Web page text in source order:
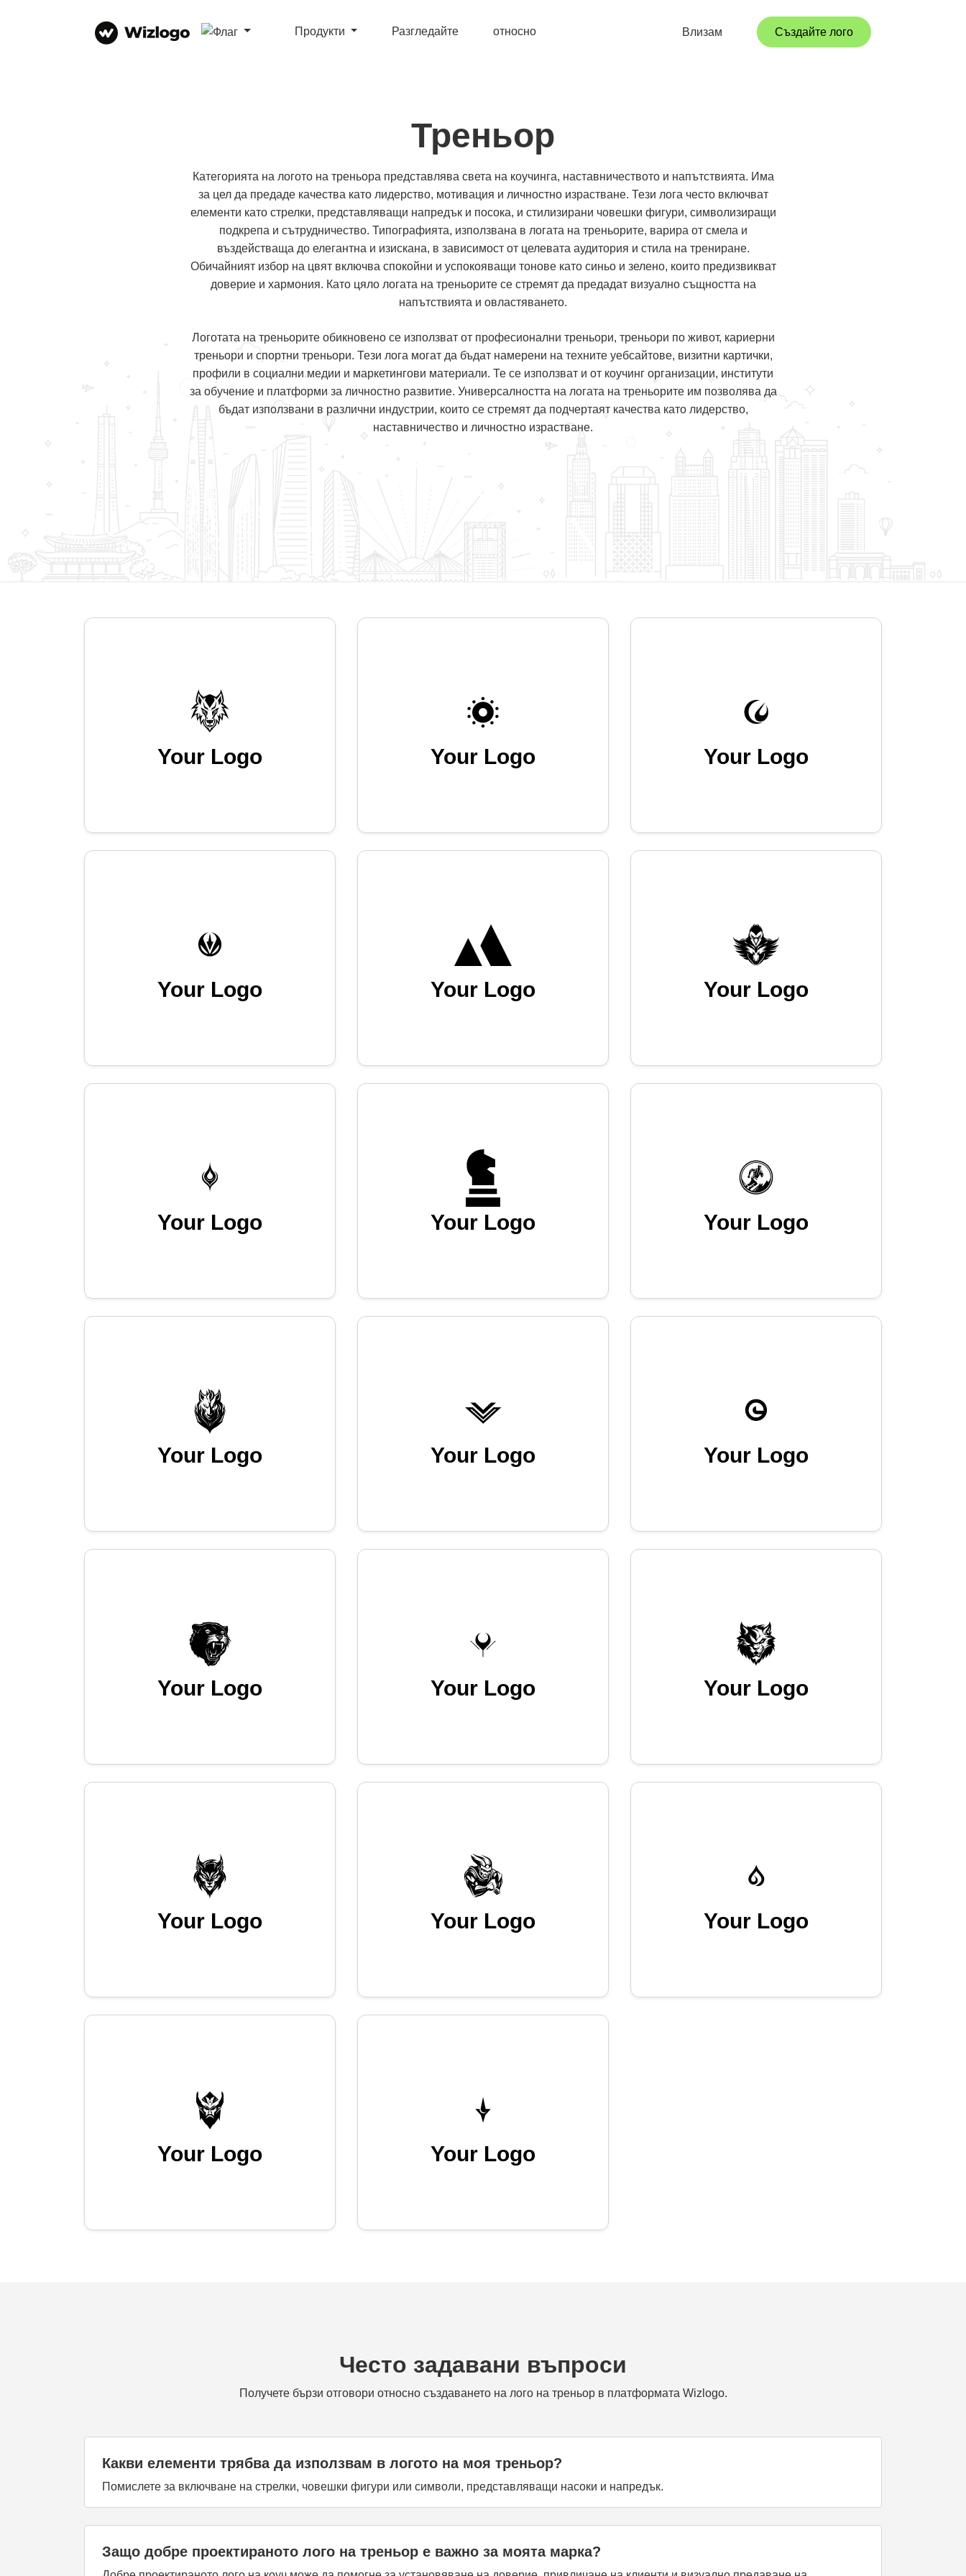
Продукти Разгледайте относно Влизам Създайте лого
Треньор
Категорията на логото на треньора представлява света на коучинга, наставничеството и напътствията. Има
за цел да предаде качества като лидерство, мотивация и личностно израстване. Тези лога често включват
елементи като стрелки, представляващи напредък и посока, и стилизирани човешки фигури, символизиращи
подкрепа и сътрудничество. Типографията, използвана в логата на треньорите, варира от смела и
въздействаща до елегантна и изискана, в зависимост от целевата аудитория и стила на трениране.
Обичайният избор на цвят включва спокойни и успокояващи тонове като синьо и зелено, които предизвикват
доверие и хармония. Като цяло логата на треньорите се стремят да предадат визуално същността на
напътствията и овластяването.
Логотата на треньорите обикновено се използват от професионални треньори, треньори по живот, кариерни
треньори и спортни треньори. Тези лога могат да бъдат намерени на техните уебсайтове, визитни картички,
профили в социални медии и маркетингови материали. Те се използват и от коучинг организации, институти
за обучение и платформи за личностно развитие. Универсалността на логата на треньорите им позволява да
бъдат използвани в различни индустрии, които се стремят да подчертаят качества като лидерство,
наставничество и личностно израстване.
Your Logo Your Logo Your Logo
Your Logo Your Logo Your Logo
Your Logo Your Logo Your Logo
Your Logo Your Logo Your Logo
Your Logo Your Logo Your Logo
Your Logo Your Logo Your Logo
Your Logo Your Logo
Често задавани въпроси
Получете бързи отговори относно създаването на лого на треньор в платформата Wizlogo.
Какви елементи трябва да използвам в логото на моя треньор?
Помислете за включване на стрелки, човешки фигури или символи, представляващи насоки и напредък.
Защо добре проектираното лого на треньор е важно за моята марка?